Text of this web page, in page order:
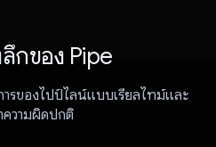
กของ Pipe
รของไปป์ไลน์แบบเรียลไทม์และ
ความผิดปกติ